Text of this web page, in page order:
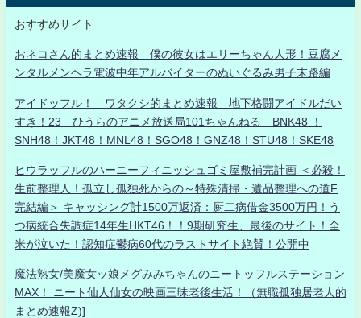
おすすめサイト
おネコさん的まとめ速報 僕の彼女はエリーちゃん人形！豆腐メ
ンタルメンヘラ電波中年アルバイターのぬいぐるみ男子末路編
アイドッフル！ ワタクシ的まとめ速報 地下格闘アイドルだい
すき！23 ひうらのアニメ放送局101ちゃんねる BNK48 ！
SNH48！JKT48！MNL48！SGO48！GNZ48！STU48！SKE48
ヒウラッフルのハーニーフィニッシュゴミ屋敷補完計画 ＜必殺！
生前整理人！孤立し孤独死からの～特殊清掃・遺品整理への道F
完結編＞ キャッシング計1500万返済：厨二病借金3500万円！う
つ病統合失調症14年生HKT46！！9期研究生、最後のサイト！全
米が泣いた！認知症鬱病60代のラストサイト絶賛！公開中
魔法熟女/美魔女ッ娘メグみみちゃんのニートッフルステーション
MAX！ ニート仙人仙女の映画三昧老後生活！（無職孤独居老人的
まとめ速報Z)]